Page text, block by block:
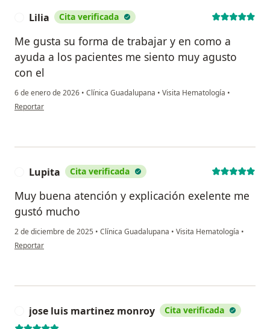
Lilia Cita verificada
Me gusta su forma de trabajar y en como a
ayuda a los pacientes me siento muy agusto
con el
6 de enero de 2026 • Clínica Guadalupana • Visita Hematología •
en opinión del usuario Lilia
Reportar
Lupita Cita verificada
Muy buena atención y explicación exelente me
gustó mucho
2 de diciembre de 2025 • Clínica Guadalupana • Visita Hematología •
en opinión del usuario Lupita
Reportar
jose luis martinez monroy Cita verificada